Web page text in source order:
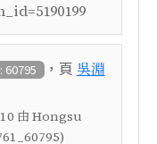
60795 ，頁 吳淵
由 Hongsu